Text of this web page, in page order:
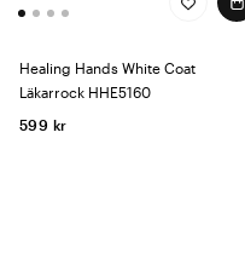
Healing Hands White Coat
Läkarrock HHE5160
599 kr